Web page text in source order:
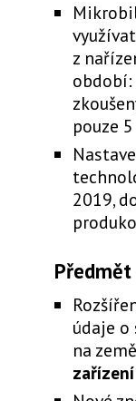
z
období:
pouze
2019,
údaje
na